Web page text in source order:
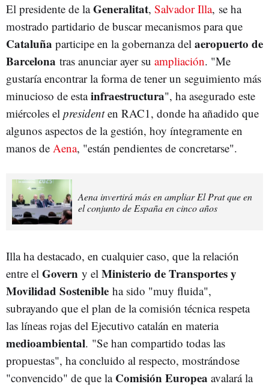
El presidente de laGeneralitat, Salvador Illa, se ha
mostrado partidario de buscar mecanismos para que
Cataluña participe en la gobernanza del aeropuerto de
Barcelona tras anunciar ayer su ampliación. "Me
gustaría encontrar la forma de tener un seguimiento más
minucioso de estainfraestructura", ha asegurado este
miércoles el presidenten RAC1, donde ha añadido que
algunos aspectos de la gestión, hoy íntegramente en
manos de Aena, "están pendientes de concretarse".
Aena invertirá más en ampliar El Prat que en
el conjunto de España en cinco años
Illa ha destacado, en cualquier caso, que la relación
entre el Govern y el Ministerio de Transportes y
Movilidad Sostenible ha sido "muy fluida",
subrayando que el plan de la comisión técnica respeta
las líneas rojas del Ejecutivo catalán en materia
medioambiental. "Se han compartido todas las
propuestas", ha concluido al respecto, mostrándose
"convencido" de que la Comisión Europea avalará la